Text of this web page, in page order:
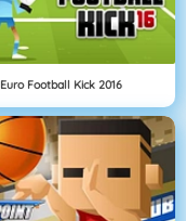
Euro Football Kick 2016